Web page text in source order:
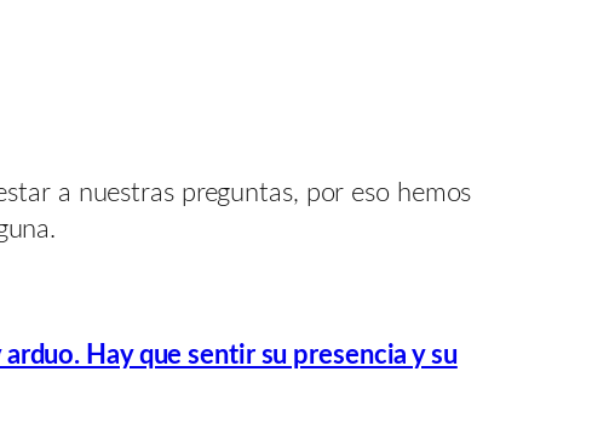
a nuestras preguntas, por eso hemos
Hay que sentir su presencia y su